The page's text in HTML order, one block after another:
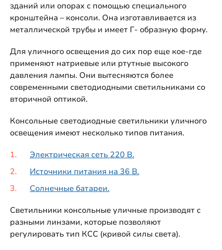
зданий или опорах с помощью специального
кронштейна – консоли. Она изготавливается из
металлической трубы и имеет Г- образную форму.
Для уличного освещения до сих пор еще кое-где
применяют натриевые или ртутные высокого
давления лампы. Они вытесняются более
современными светодиодными светильниками со
вторичной оптикой.
Консольные светодиодные светильники уличного
освещения имеют несколько типов питания.
Электрическая сеть 220 В.
Источники питания на 36 В.
Солнечные батареи.
Светильники консольные уличные производят с
разными линзами, которые позволяют
регулировать тип КСС (кривой силы света).